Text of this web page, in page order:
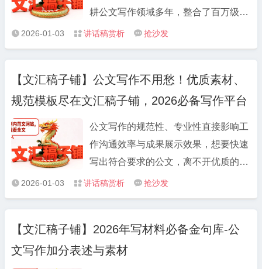
分类，每类都有现成的优质范文和核心
框架，不是那种套话堆砌的模板，而是
论你是刚入职不会写材料的新手，还是
适配方向。把自己的工作内容填进去，
再稍作调整，就能摆脱“年年岁岁话相
似”的尴尬，既保证专业性又不空洞。
耕公文写作领域多年，整合了百万级优
质资源，无论是基础的公文范文大全，
还是细分场景的专项材料，都能一站式
文，涵盖单位工作总结、年度工作报告
范文等不同维度，从季度总结到年度复
都严格遵循公文规范，数据支撑清晰、
逻辑层次分明，可直接修改使用；而公
文写作模板板块更是贴心，工作计划模
板、党建材料模板、发言稿模板等分类
后只需填充具体内容，就能快速完成初
专项整理了党课讲稿素材、纪检监察公
 2026-01-03  讲话稿赏析  抢沙发
【文汇稿子铺】公文写作不用愁！优质素材、
规范模板尽在文汇稿子铺，2026必备写作平台
公文写作的规范性、专业性直接影响工
作沟通效率与成果展示效果，想要快速
写出符合要求的公文，离不开优质的素
材积累、规范的模板参考与智能的工具
辅助。文汇稿子铺（LBTGWW.com）
料网站，整合 21 类核心公文资源，为
广大文秘人员、职场人士提供一站式公
 2026-01-03  讲话稿赏析  抢沙发
【文汇稿子铺】2026年写材料必备金句库-公
文写作加分表述与素材